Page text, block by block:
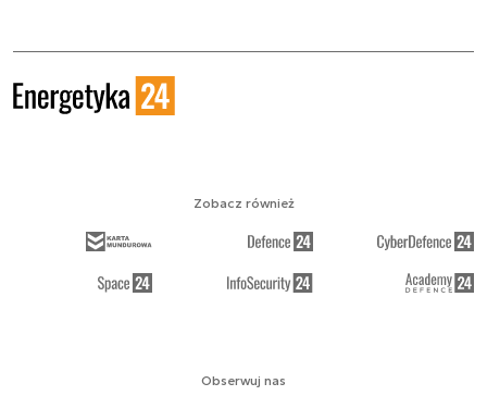
Obserwuj nas
Zobacz również